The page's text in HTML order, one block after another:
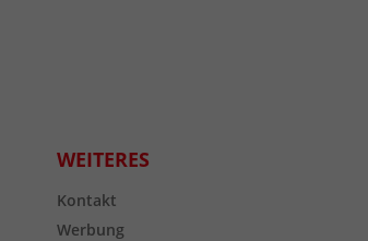
WEITERES
Kontakt
Werbung